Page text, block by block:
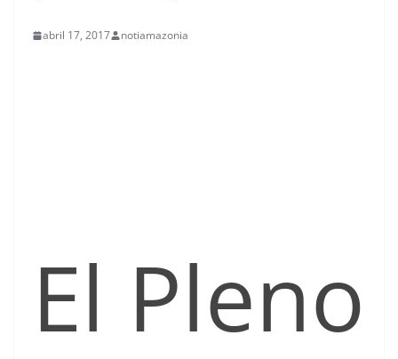
abril 17, 2017 notiamazonia
El Pleno